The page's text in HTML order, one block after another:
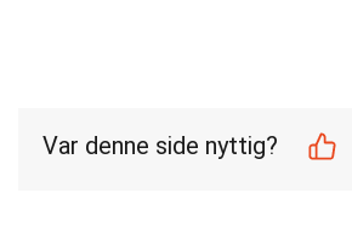
Var denne side nyttig?